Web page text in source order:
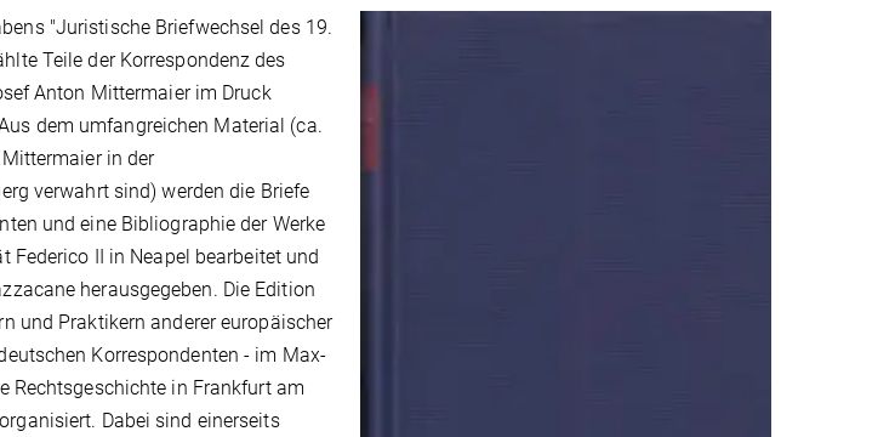
"Juristische Briefwechsel des 19.
Teile der Korrespondenz des
Anton Mittermaier im Druck
dem umfangreichen Material (ca.
in der
verwahrt sind) werden die Briefe
und eine Bibliographie der Werke
Federico II in Neapel bearbeitet und
herausgegeben. Die Edition
und Praktikern anderer europäischer
Korrespondenten - im Max-
Rechtsgeschichte in Frankfurt am
Dabei sind einerseits